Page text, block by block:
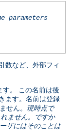
parameters
数など、外部フィ
す。 この名前は後
ます。名前は登録
せん。 現時点で
ません。ですか
ザにはそのことは